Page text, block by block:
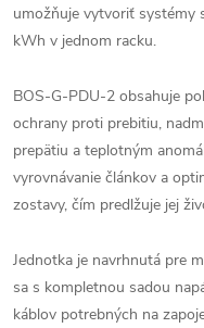
umožňuje vytvoriť systémy
kWh v jednom racku.
BOS-G-PDU-2 obsahuje
ochrany proti prebitiu,
prepätiu a teplotným
vyrovnávanie článkov a
zostavy, čím predlžuje jej
Jednotka je navrhnutá pre
sa s kompletnou sadou
káblov potrebných na